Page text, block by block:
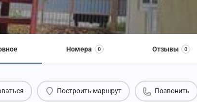
Номера 0 Отзывы 0
Построить маршрут Позвонить